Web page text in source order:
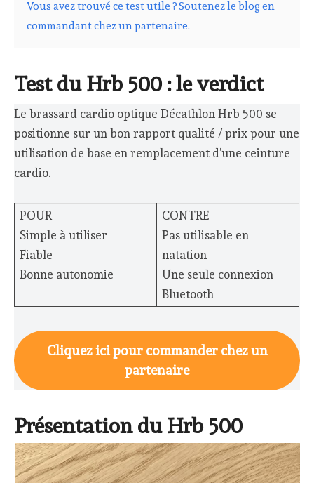
Vous avez trouvé ce test utile ? Soutenez le blog en
commandant chez un partenaire.
Test du Hrb 500 : le verdict
Le brassard cardio optique Décathlon Hrb 500 se
positionne sur un bon rapport qualité / prix pour une
utilisation de base en remplacement d’une ceinture
cardio.
POUR
Simple à utiliser
Fiable
Bonne autonomie
CONTRE
Pas utilisable en
natation
Une seule connexion
Bluetooth
Cliquez ici pour commander chez un
partenaire
Présentation du Hrb 500